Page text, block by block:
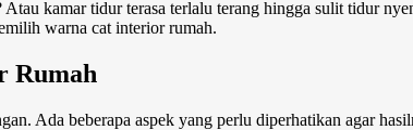
kamar tidur terasa terlalu terang hingga sulit tidur
warna cat interior rumah.
Rumah
Ada beberapa aspek yang perlu diperhatikan agar